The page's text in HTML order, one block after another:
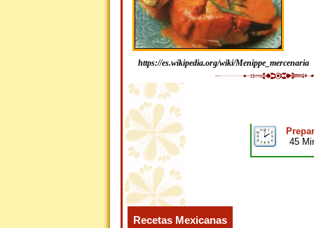
https://es.wikipedia.org/wiki/Menippe_mercenaria
45
Recetas Mexicanas